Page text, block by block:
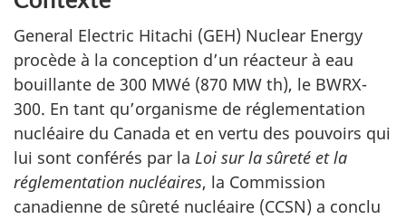
General Electric Hitachi (GEH) Nuclear Energy
procède à la conception d’un réacteur à eau
bouillante de 300 MWé (870 MW th), le BWRX-
300. En tant qu’organisme de réglementation
nucléaire du Canada et en vertu des pouvoirs qui
lui sont conférés par la Loi sur la sûreté et la
réglementation nucléaires, la Commission
canadienne de sûreté nucléaire (CCSN) a conclu